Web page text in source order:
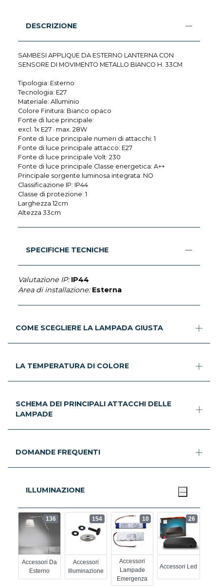
DESCRIZIONE
SAMBESI APPLIQUE DA ESTERNO LANTERNA CON
SENSORE DI MOVIMENTO METALLO BIANCO H. 33CM
Tipologia: Esterno
Tecnologia: E27
Materiale: Alluminio
Colore Finitura: Bianco opaco
Fonte di luce principale:
excl. 1x E27 · max. 28W
Fonte di luce principale numeri di attacchi: 1
Fonte di luce principale attacco: E27
Fonte di luce principale Volt: 230
Fonte di luce principale Classe energetica: A++
Principale sorgente luminosa integrata: NO
Classificazione IP: IP44
Classe di protezione: 1
Larghezza 12cm
Altezza 33cm
SPECIFICHE TECNICHE
Valutazione IP: IP44
Area di installazione: Esterna
COME SCEGLIERE LA LAMPADA GIUSTA
LA TEMPERATURA DI COLORE
SCHEMA DEI PRINCIPALI ATTACCHI DELLE
LAMPADE
DOMANDE FREQUENTI
ILLUMINAZIONE
Accessori Da
Esterno
136
Accessori
Illuminazione
154
Accessori
Lampade
Emergenza
10
Accessori Led
26